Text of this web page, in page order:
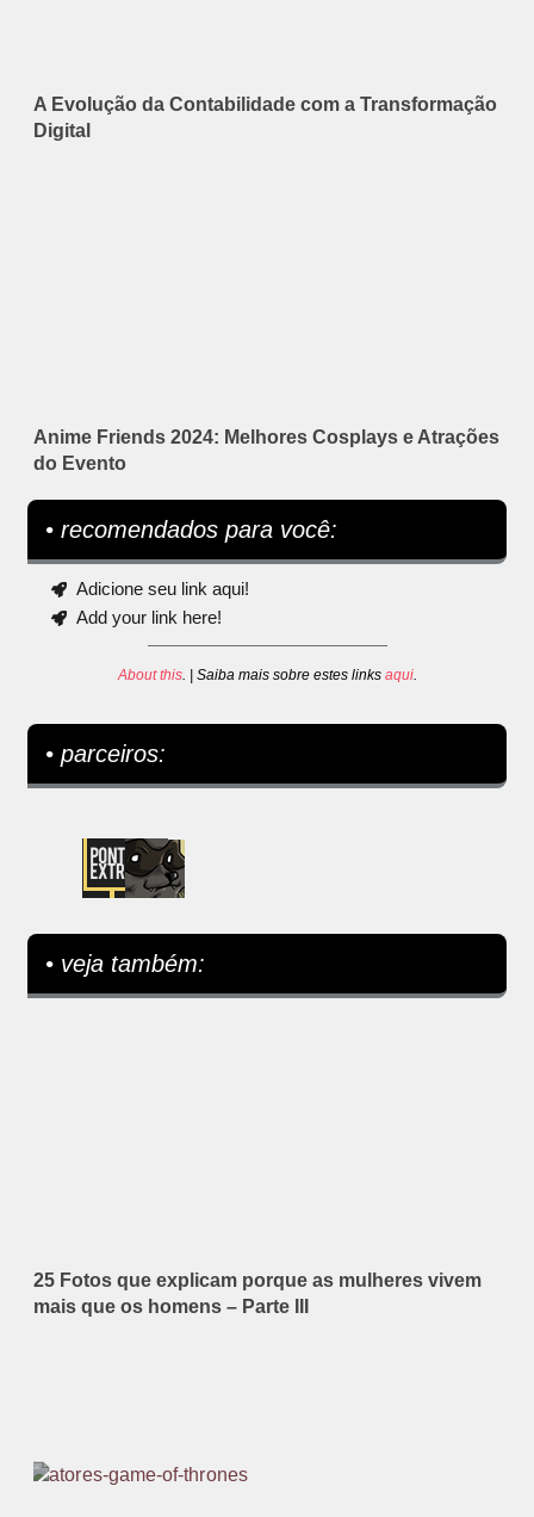
A Evolução da Contabilidade com a Transformação
Digital
Anime Friends 2024: Melhores Cosplays e Atrações
do Evento
• recomendados para você:
Adicione seu link aqui!
Add your link here!
About this. | Saiba mais sobre estes links aqui.
• parceiros:
• veja também:
25 Fotos que explicam porque as mulheres vivem
mais que os homens – Parte III